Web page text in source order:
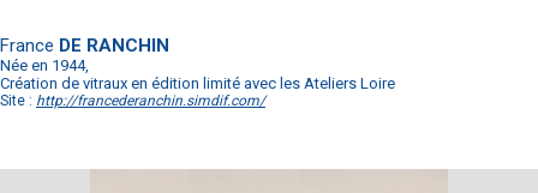
France DE RANCHIN
Née en 1944,
Création de vitraux en édition limité avec les Ateliers Loire
Site : http://francederanchin.simdif.com/